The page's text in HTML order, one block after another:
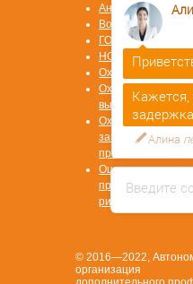
© 2016—2022,
организация
Антитеррор
Воинский учет
ГОЧС
НОК ЦОК
Охрана труда
Охрана труда на
высоте ОТВ
Охрана труда в
замкнутых
пространствах ОЗП
Оценка
рисков ОПР
Введите
Кажется,
Алина